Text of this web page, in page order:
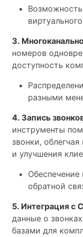
3.
номеров
доступность
разными
4. Запись
инструменты
звонки,
и улучшения
Обеспечение
обратной
5. Интеграция с
данные о
базами для